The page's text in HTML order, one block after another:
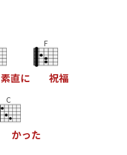
素直に
F
祝福
C
かった